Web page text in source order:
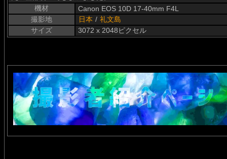
機材
Canon EOS 10D 17-40mm F4L
撮影地
日本 / 礼文島
サイズ
3072 x 2048ピクセル